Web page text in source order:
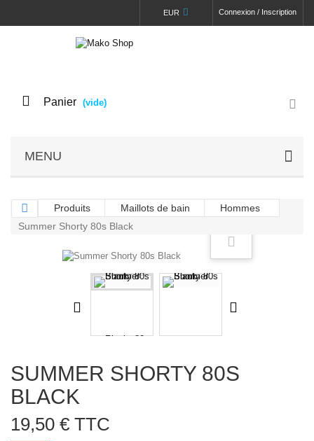
Connexion / Inscription
EUR
Panier (vide)
MENU
Produits Maillots de bain
Hommes
Summer Shorty 80s Black
SUMMER SHORTY 80S
BLACK
19,50 € TTC